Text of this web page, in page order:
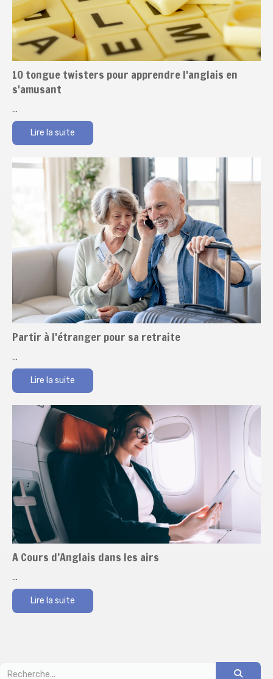
10 tongue twisters pour apprendre l'anglais en
s'amusant
...
Lire la suite
Partir à l'étranger pour sa retraite
...
Lire la suite
A Cours d’Anglais dans les airs
...
Lire la suite